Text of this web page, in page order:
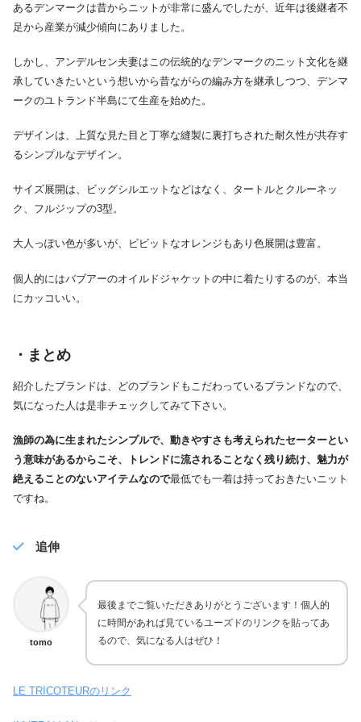
あるデンマークは昔からニットが非常に盛んでしたが、近年は後継者不
足から産業が減少傾向にありました。
しかし、アンデルセン夫妻はこの伝統的なデンマークのニット文化を継
承していきたいという想いから昔ながらの編み方を継承しつつ、デンマ
ークのユトランド半島にて生産を始めた。
デザインは、上質な見た目と丁寧な縫製に裏打ちされた耐久性が共存す
るシンプルなデザイン。
サイズ展開は、ビッグシルエットなどはなく、タートルとクルーネッ
ク、フルジップの3型。
大人っぽい色が多いが、ビビットなオレンジもあり色展開は豊富。
個人的にはバブアーのオイルドジャケットの中に着たりするのが、本当
にカッコいい。
・まとめ
紹介したブランドは、どのブランドもこだわっているブランドなので、
気になった人は是非チェックしてみて下さい。
漁師の為に生まれたシンプルで、動きやすさも考えられたセーターとい
う意味があるからこそ、トレンドに流されることなく残り続け、魅力が
絶えることのないアイテムなので最低でも一着は持っておきたいニット
ですね。
追伸
tomo
最後までご覧いただきありがとうございます！個人的
に時間があれば見ているユーズドのリンクを貼ってあ
るので、気になる人はぜひ！
LE TRICOTEURのリンク